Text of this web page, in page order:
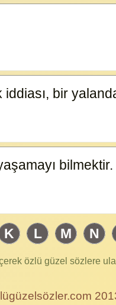
bir
bilmektir.
K L M N
özlü güzel sözlere